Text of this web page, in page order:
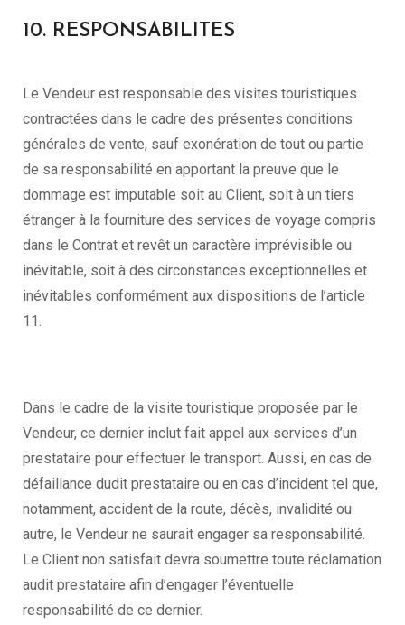
10. RESPONSABILITES
Le Vendeur est responsable des visites touristiques
contractées dans le cadre des présentes conditions
générales de vente, sauf exonération de tout ou partie
de sa responsabilité en apportant la preuve que le
dommage est imputable soit au Client, soit à un tiers
étranger à la fourniture des services de voyage compris
dans le Contrat et revêt un caractère imprévisible ou
inévitable, soit à des circonstances exceptionnelles et
inévitables conformément aux dispositions de l’article
11.
Dans le cadre de la visite touristique proposée par le
Vendeur, ce dernier inclut fait appel aux services d’un
prestataire pour effectuer le transport. Aussi, en cas de
défaillance dudit prestataire ou en cas d’incident tel que,
notamment, accident de la route, décès, invalidité ou
autre, le Vendeur ne saurait engager sa responsabilité.
Le Client non satisfait devra soumettre toute réclamation
audit prestataire afin d’engager l’éventuelle
responsabilité de ce dernier.